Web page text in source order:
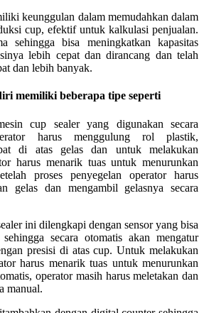
keunggulan dalam memudahkan dalam
cup, efektif untuk kalkulasi penjualan.
sehingga bisa meningkatkan kapasitas
lebih cepat dan dirancang dan telah
dan lebih banyak.
memiliki beberapa tipe seperti
cup sealer yang digunakan secara
harus menggulung rol plastik,
di atas gelas dan untuk melakukan
harus menarik tuas untuk menurunkan
proses penyegelan operator harus
gelas dan mengambil gelasnya secara
ini dilengkapi dengan sensor yang bisa
secara otomatis akan mengatur
presisi di atas cup. Untuk melakukan
harus menarik tuas untuk menurunkan
operator masih harus meletakan dan
manual.